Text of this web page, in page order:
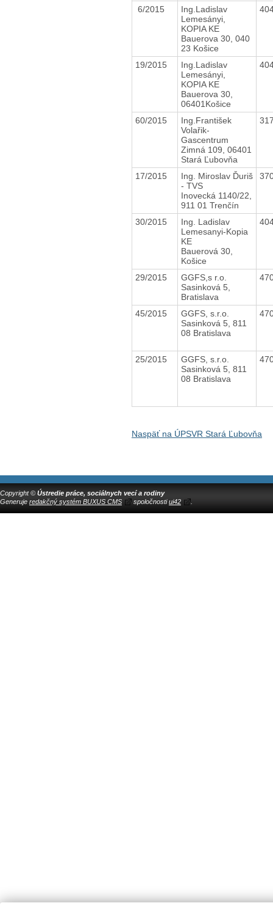
6/2015
Ing.Ladislav
Lemesányi,
KOPIA KE
Bauerova 30, 040
23 Košice
19/2015
Ing.Ladislav
Lemesányi,
KOPIA KE
Bauerova 30,
06401Košice
60/2015
Ing.František
Volařik-
Gascentrum
Zimná 109, 06401
Stará Ľubovňa
17/2015
Ing. Miroslav Ďuriš
- TVS
Inovecká 1140/22,
911 01 Trenčín
30/2015
Ing. Ladislav
Lemesanyi-Kopia
KE
Bauerová 30,
Košice
29/2015
GGFS,s r.o.
Sasinková 5,
Bratislava
45/2015
GGFS, s.r.o.
Sasinková 5, 811
08 Bratislava
25/2015
GGFS, s.r.o.
Sasinková 5, 811
08 Bratislava
Naspäť na ÚPSVR Stará Ľubovňa
Copyright © Ústredie práce, sociálnych vecí a rodiny
Generuje redakčný systém BUXUS CMS spoločnostiui42